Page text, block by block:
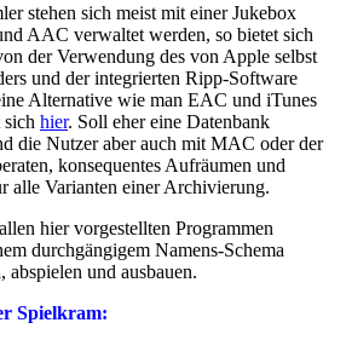
stehen sich meist mit einer Jukebox
AAC verwaltet werden, so bietet sich
der Verwendung des von Apple selbst
und der integrierten Ripp-Software
Alternative wie man EAC und iTunes
hier. Soll eher eine Datenbank
die Nutzer aber auch mit MAC oder der
konsequentes Aufräumen und
alle Varianten einer Archivierung.
hier vorgestellten Programmen
durchgängigem Namens-Schema
und ausbauen.
Spielkram: